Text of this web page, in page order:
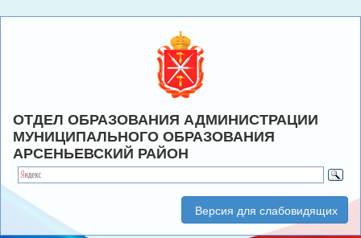
ОТДЕЛ ОБРАЗОВАНИЯ АДМИНИСТРАЦИИ
МУНИЦИПАЛЬНОГО ОБРАЗОВАНИЯ
АРСЕНЬЕВСКИЙ РАЙОН
Версия для слабовидящих